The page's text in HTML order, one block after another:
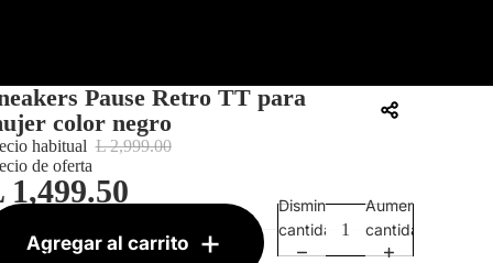
Pause Retro TT para
color negro
de oferta
1,499.50
habitual L 2,999.00
Disminuir
cantidad
Aumentar
cantidad
Agregar al carrito